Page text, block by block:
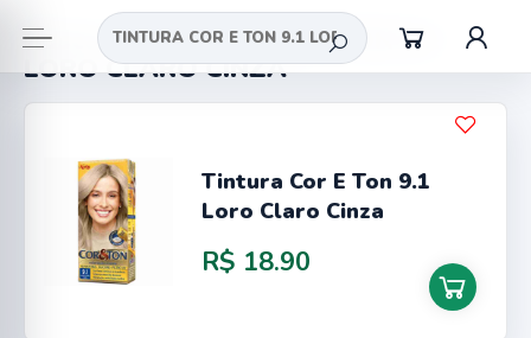
Busca = TINTURA COR E TON 9.1
LORO CLARO CINZA
Tintura Cor E Ton 9.1
Loro Claro Cinza
R$ 18.90